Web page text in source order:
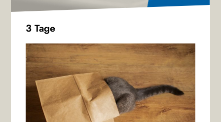
3 Tage
Audio-